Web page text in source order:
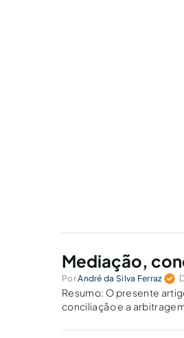
Mediação,
PorAndré da Silva Ferraz
Resumo: O presente
conciliação e a
correlacionando com a